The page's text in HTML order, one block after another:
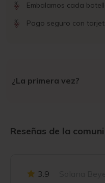
Embalamos cada
Pago seguro con
¿La primera vez?
Reseñas de la
3.9